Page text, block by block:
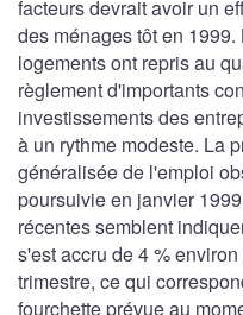
facteurs devrait avoir un
des ménages tôt en
logements ont repris au
règlement d'importants
investissements des
à un rythme modeste. La
généralisée de l'emploi
poursuivie en janvier
récentes semblent
s'est accru de 4 %
trimestre, ce qui
fourchette prévue au